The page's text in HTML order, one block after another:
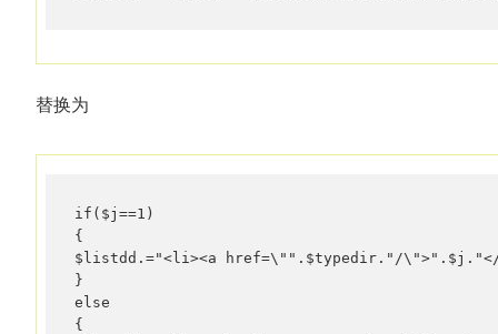
替换为
if($j==1)
{
$listdd.="<li><a href=\"".$typedir."/
}
else
{